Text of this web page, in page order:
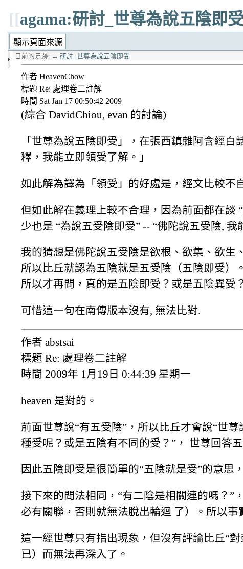
[[agama:研討_世尊為說五陰即受
目前的足跡: → 研討_世尊為說五陰即受
作者 HeavenChow
標題 Re: 處理卷二註解
時間 Sat Jan 17 00:50:42 2009
(綜合 DavidChiou, evan 的討論)
「世尊為說五陰即受」，在張西鎮雜阿含經
釋，我能立即領受了解。」
如此解為譯為「領受」的好處是，經文比較不
但如此解在義理上較不合理，因為前面都在談
少也是 “為說五受陰即受” -- “佛陀說五受陰, 我
我的猜想是佛陀說五受陰是欲根、欲集、欲生
所以比丘就認為五陰就是五受陰（五陰即受）
所以才再問，真的是五陰即受？或是五陰異受
可惜這一句在南傳版本沒有, 無法比對.
作者 abstsai
標題 Re: 處理卷二註解
時間 2009年 1月19日 0:44:39 星期一
heaven 是對的。
前面世尊說“有五受陰”，所以比丘才會說“世
種受呢？或是五陰有不同的受？”， 世尊回答
因此五陰即受是很簡單的“五陰就是受”的意思
接下來的問法相同，“有二陰是相關連的嗎？”
必有關聯，否則就無法脫出輪迴 了）。所以
這一經世尊只有指出現象，但沒有評論比丘“
已）而無法再深入了。